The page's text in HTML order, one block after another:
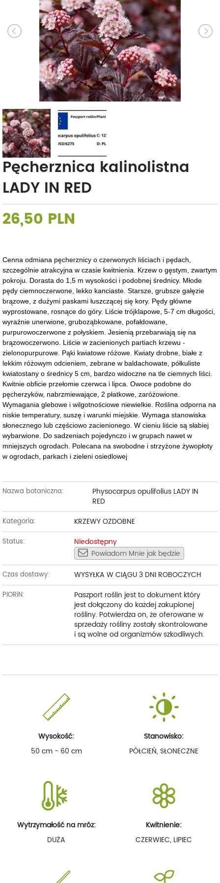
Pęcherznica kalinolistna
LADY IN RED
26,50 PLN
Cenna odmiana pęcherznicy o czerwonych liściach i pędach,
szczególnie atrakcyjna w czasie kwitnienia. Krzew o gęstym, zwartym
pokroju. Dorasta do 1,5 m wysokości i podobnej średnicy. Młode
pędy ciemnoczerwone, lekko kanciaste. Starsze, grubsze gałęzie
brązowe, z dużymi paskami łuszczącej się kory. Pędy główne
wyprostowane, rosnące do góry. Liście trójklapowe, 5-7 cm długości,
wyraźnie unerwione, gruboząbkowane, pofałdowane,
purpurowoczerwone z połyskiem. Jesienią przebarwiają się na
brązowoczerwono. Liście w zacienionych partiach krzewu -
zielonopurpurowe. Pąki kwiatowe różowe. Kwiaty drobne, białe z
lekkim różowym odcieniem, zebrane w baldachowate, półkuliste
kwiatostany o średnicy 5 cm, bardzo widoczne na tle ciemnych liści.
Kwitnie obficie przełomie czerwca i lipca. Owoce podobne do
pęcherzyków, nabrzmiewające, 2 płatkowe, zaróżowione.
Wymagania glebowe i wilgotnościowe niewielkie. Roślina odporna na
niskie temperatury, suszę i warunki miejskie. Wymaga stanowiska
słonecznego lub częściowo zacienionego. W cieniu liście są słabiej
wybarwione. Do sadzeniach pojedynczo i w grupach nawet w
mniejszych ogrodach. Polecana na swobodne i strzyżone żywopłoty
w ogrodach, parkach i zieleni osiedlowej
Nazwa botaniczna:
Physocarpus opulifolius LADY IN
RED
Kategoria: KRZEWY OZDOBNE
Status:
Niedostępny
Powiadom Mnie jak będzie
Czas dostawy: WYSYŁKA W CIĄGU 3 DNI ROBOCZYCH
PIORiN:
Paszport roślin jest to dokument który
jest dołączony do każdej zakupionej
rośliny. Potwierdza on, że oferowane w
sprzedaży rośliny zostały skontrolowane
i są wolne od organizmów szkodliwych.
Wysokość:
50 cm - 60 cm
Stanowisko:
PÓŁCIEŃ, SŁONECZNE
Wytrzymałość na mróz:
DUŻA
Kwitnienie:
CZERWIEC, LIPIEC